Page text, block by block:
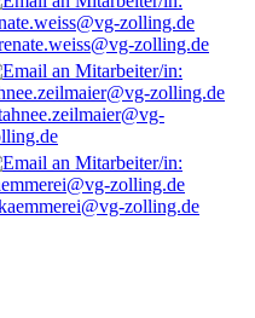
zolling.de
zolling.de